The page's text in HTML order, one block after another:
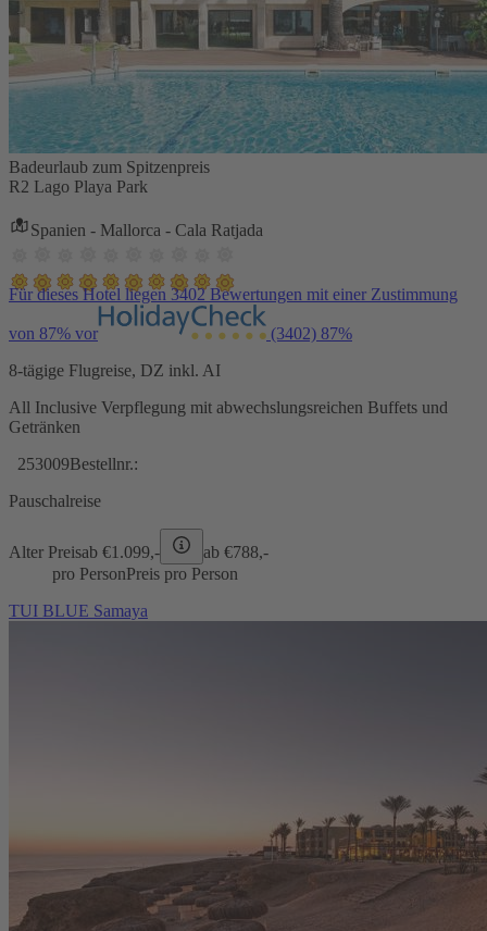
Badeurlaub zum Spitzenpreis
R2 Lago Playa Park
Spanien - Mallorca - Cala Ratjada
Für dieses Hotel liegen 3402 Bewertungen mit einer Zustimmung
von 87% vor (3402) 87%
8-tägige Flugreise, DZ inkl. AI
All Inclusive Verpflegung mit abwechslungsreichen Buffets und
Getränken
253009Bestellnr.:
Pauschalreise
Alter Preisab €1.099,- ab €788,-
pro PersonPreis pro Person
TUI BLUE Samaya